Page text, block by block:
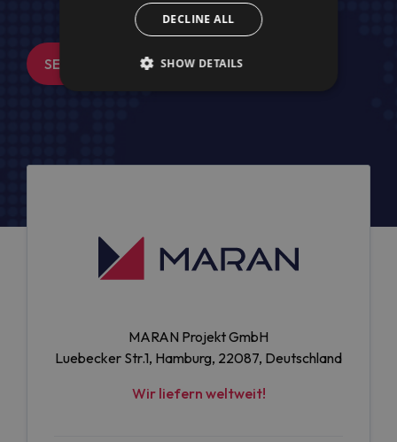
SENDEN
MARAN Projekt GmbH
Luebecker Str.1, Hamburg, 22087, Deutschland
Wir liefern weltweit!
DECLINE ALL
SHOW DETAILS